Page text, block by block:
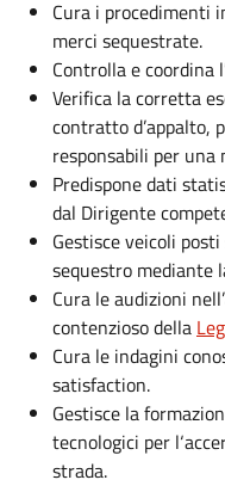
Cura i procedimenti
merci sequestrate.
Controlla e coordina
Verifica la corretta
contratto d’appalto,
responsabili per una
Predispone dati
dal Dirigente
Gestisce veicoli
sequestro mediante
Cura le audizioni
contenzioso della
Cura le indagini
satisfaction.
Gestisce la
tecnologici per
strada.